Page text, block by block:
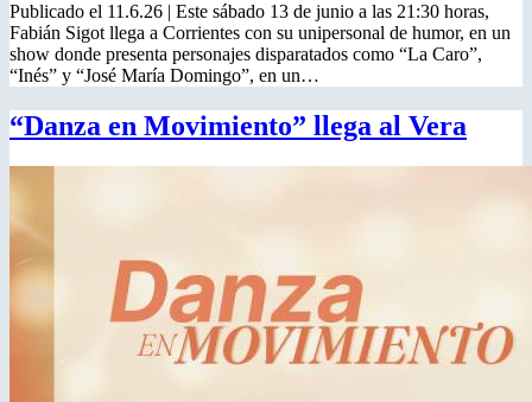
Publicado el 11.6.26 | Este sábado 13 de junio a las 21:30 horas,
Fabián Sigot llega a Corrientes con su unipersonal de humor, en un
show donde presenta personajes disparatados como “La Caro”,
“Inés” y “José María Domingo”, en un…
“Danza en Movimiento” llega al Vera